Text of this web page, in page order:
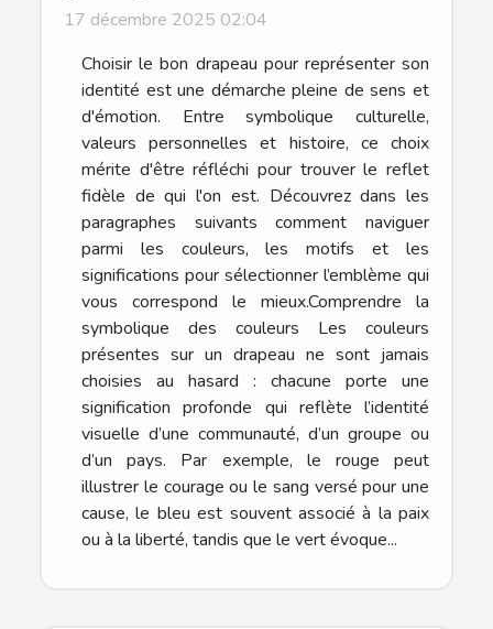
17 décembre 2025 02:04
Choisir le bon drapeau pour représenter son
identité est une démarche pleine de sens et
d'émotion. Entre symbolique culturelle,
valeurs personnelles et histoire, ce choix
mérite d'être réfléchi pour trouver le reflet
fidèle de qui l'on est. Découvrez dans les
paragraphes suivants comment naviguer
parmi les couleurs, les motifs et les
significations pour sélectionner l’emblème qui
vous correspond le mieux.Comprendre la
symbolique des couleurs Les couleurs
présentes sur un drapeau ne sont jamais
choisies au hasard : chacune porte une
signification profonde qui reflète l’identité
visuelle d’une communauté, d’un groupe ou
d’un pays. Par exemple, le rouge peut
illustrer le courage ou le sang versé pour une
cause, le bleu est souvent associé à la paix
ou à la liberté, tandis que le vert évoque...